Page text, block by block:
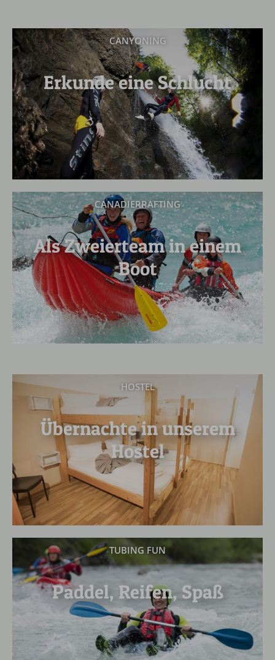
CANYONING
Erkunde eine Schlucht
CANADIERRAFTING
Als Zweierteam in einem
Boot
TUBING FUN
Paddel, Reifen, Spaß
HOSTEL
Übernachte in unserem
Hostel